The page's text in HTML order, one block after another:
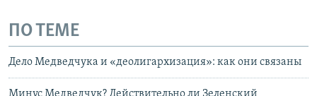
ПО ТЕМЕ
Дело Медведчука и «деолигархизация»: как они связаны